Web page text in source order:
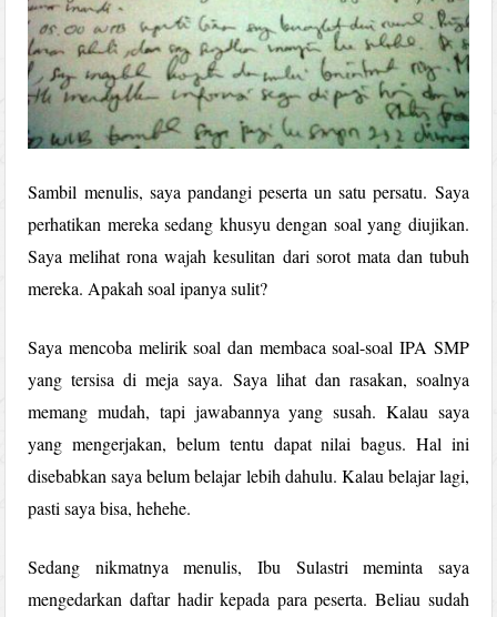
Sambil menulis, saya pandangi peserta un satu persatu. Saya
perhatikan mereka sedang khusyu dengan soal yang diujikan.
Saya melihat rona wajah kesulitan dari sorot mata dan tubuh
mereka. Apakah soal ipanya sulit?
Saya mencoba melirik soal dan membaca soal-soal IPA SMP
yang tersisa di meja saya. Saya lihat dan rasakan, soalnya
memang mudah, tapi jawabannya yang susah. Kalau saya
yang mengerjakan, belum tentu dapat nilai bagus. Hal ini
disebabkan saya belum belajar lebih dahulu. Kalau belajar lagi,
pasti saya bisa, hehehe.
Sedang nikmatnya menulis, Ibu Sulastri meminta saya
mengedarkan daftar hadir kepada para peserta. Beliau sudah